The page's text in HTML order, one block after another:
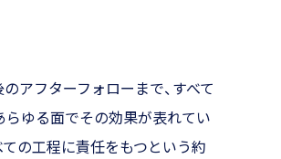
アフターフォローまで、すべて
らゆる面でその効果が表れてい
の工程に責任をもつという約